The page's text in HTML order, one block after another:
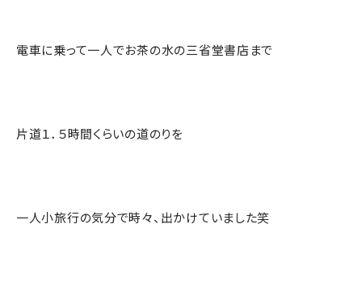
電車に乗って一人でお茶の水の三省堂書店まで
片道１．５時間くらいの道のりを
一人小旅行の気分で時々、出かけていました笑